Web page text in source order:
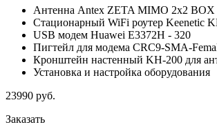
Антенна Antex ZETA MIMO 2x2 BOX
Стационарный WiFi роутер Keenetic
USB модем Huawei E3372H - 320
Пигтейл для модема CRC9-SMA-
Кронштейн настенный KH-200 для
Установка и настройка оборудования
23990 руб.
Заказать